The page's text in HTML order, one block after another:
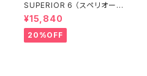
SUPERIOR 6 （スペリオール
6） メンズ Black
¥15,840
20%OFF